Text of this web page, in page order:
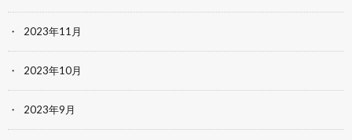
2023年11月
2023年10月
2023年9月